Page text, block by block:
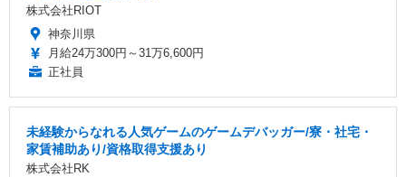
株式会社RIOT
神奈川県
月給24万300円～31万6,600円
正社員
未経験からなれる人気ゲームのゲームデバッガー/寮・社宅・
家賃補助あり/資格取得支援あり
株式会社RK